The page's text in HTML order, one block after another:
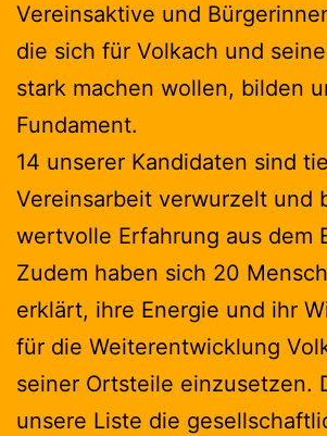
Vereinsaktive und
die sich für Volkach und
stark machen wollen, bilden
Fundament.
14 unserer Kandidaten sind
Vereinsarbeit verwurzelt und
wertvolle Erfahrung aus dem
Zudem haben sich 20
erklärt, ihre Energie und ihr
für die Weiterentwicklung
seiner Ortsteile einzusetzen.
unsere Liste die